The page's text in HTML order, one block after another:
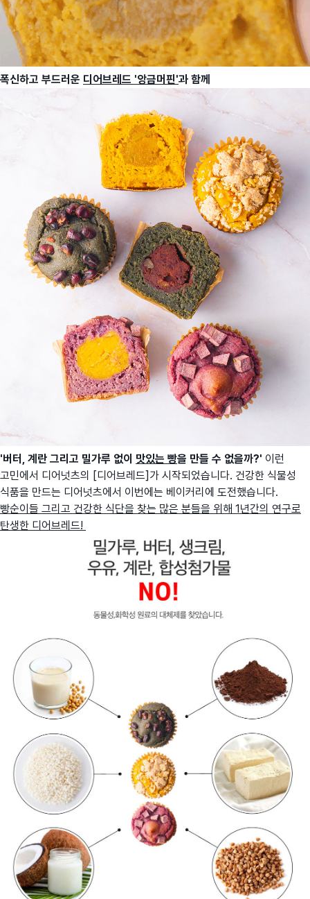
폭신하고 부드러운 디어브레드 '앙금머핀'과 함께
'버터, 계란 그리고 밀가루 없이 맛있는 빵을 만들 수 없을까?' 이런
고민에서 디어넛츠의 [디어브레드]가 시작되었습니다. 건강한 식물성
식품을 만드는 디어넛츠에서 이번에는 베이커리에 도전했습니다.
빵순이들 그리고 건강한 식단을 찾는 많은 분들을 위해 1년간의 연구로
탄생한 디어브레드!